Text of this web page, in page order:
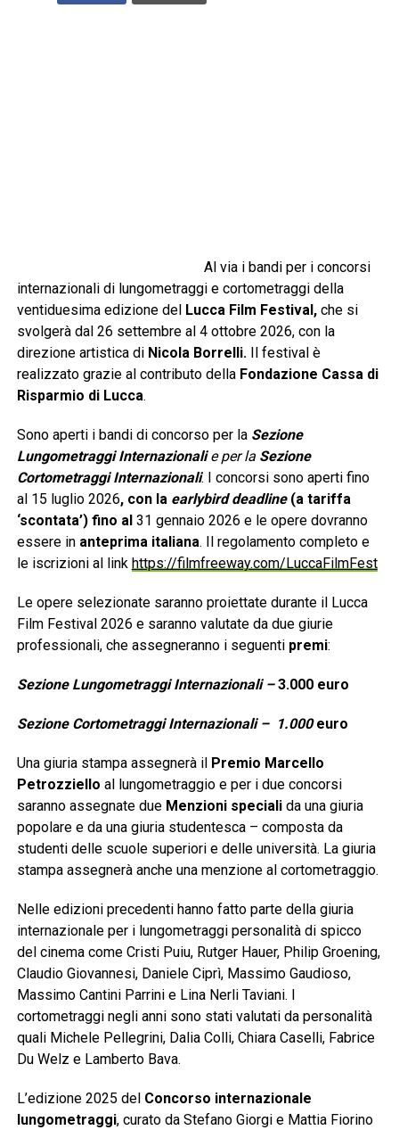
Al via i bandi per i concorsi
internazionali di lungometraggi e cortometraggi della
ventiduesima edizione del Lucca Film Festival ,che si
svolgerà dal 26 settembre al 4 ottobre 2026, con la
direzione artistica diNicola Borrelli.
Il festival è
realizzato grazie al contributo della Fondazione Cassa di
Risparmio di Lucca.
Sono aperti i bandi di concorso per la Sezione
Lungometraggi Internazionalie per la Sezione
Cortometraggi Internazionali. I concorsi sono aperti fino
al 15 luglio 2026, con la earlybird deadline(a tariffa
‘scontata’) fino al 31 gennaio 2026 e le opere dovranno
essere in anteprima italiana. Il regolamento completo e
le iscrizioni al link https://filmfreeway.com/LuccaFilmFest
Le opere selezionate saranno proiettate durante il Lucca
Film Festival 2026 e saranno valutate da due giurie
professionali, che assegneranno i seguenti premi:
Sezione Lungometraggi Internazionali –3.000 euro
Sezione Cortometraggi Internazionali – 1.000euro
Una giuria stampa assegnerà il Premio Marcello
Petrozziello al lungometraggio e per i due concorsi
saranno assegnate dueMenzioni speciali da una giuria
popolare e da una giuria studentesca – composta da
studenti delle scuole superiori e delle università. La giuria
stampa assegnerà anche una menzione al cortometraggio.
Nelle edizioni precedenti hanno fatto parte della giuria
internazionale per i lungometraggi personalità di spicco
del cinema come Cristi Puiu, Rutger Hauer, Philip Groening,
Claudio Giovannesi, Daniele Ciprì, Massimo Gaudioso,
Massimo Cantini Parrini e Lina Nerli Taviani. I
cortometraggi negli anni sono stati valutati da personalità
quali Michele Pellegrini, Dalia Colli, Chiara Caselli, Fabrice
Du Welz e Lamberto Bava.
L’edizione 2025 del Concorso internazionale
lungometraggi, curato da Stefano Giorgi e Mattia Fiorino